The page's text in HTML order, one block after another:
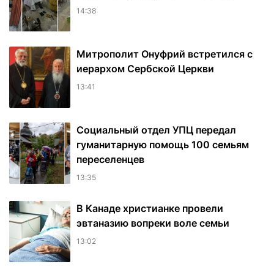
14:38
Митрополит Онуфрий встретился с
иерархом Сербской Церкви
13:41
Социальный отдел УПЦ передал
гуманитарную помощь 100 семьям
переселенцев
13:35
В Канаде христианке провели
эвтаназию вопреки воле семьи
13:02